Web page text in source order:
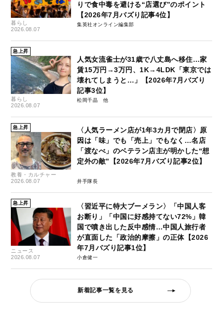
暮らし
2026.08.07
りで食中毒を避ける“店選び”のポイント
【2026年7月バズり記事4位】
集英社オンライン編集部
急上昇
暮らし
2026.08.07
人気女流雀士が31歳で八丈島へ移住…家
賃15万円→3万円、1K→4LDK「東京では
壊れてしまうと…」【2026年7月バズり
記事3位】
松岡千晶
急上昇
教養・カルチャー
2026.08.07
〈人気ラーメン店が1年3カ月で閉店〉原
因は「味」でも「売上」でもなく…名店
「渡なべ」のベテラン店主が明かした“想
定外の敵”【2026年7月バズり記事2位】
井手隊長
急上昇
ニュース
2026.08.07
〈習近平に特大ブーメラン〉「中国人客
お断り」「中国に好感持てない72%」韓
国で噴き出した反中感情…中国人旅行者
が直面した「政治的摩擦」の正体【2026
年7月バズり記事1位】
小倉健一
新着記事一覧を見る